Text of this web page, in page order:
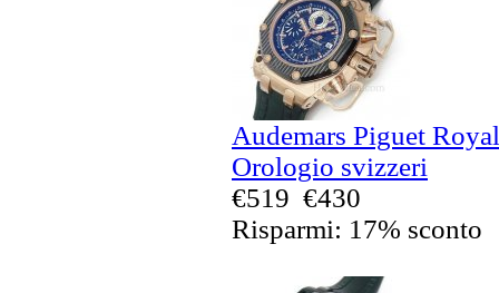
Audemars Piguet
Orologio svizzeri
€519 €430
Risparmi: 17% sconto